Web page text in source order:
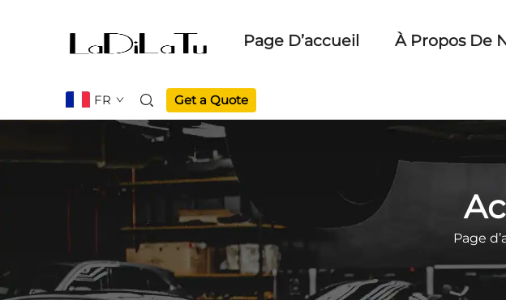
Page D’accueil À Propos De
FR Get a Quote
Page